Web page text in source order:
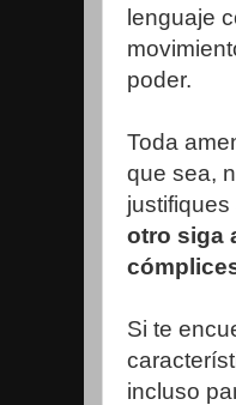
lenguaje
poder.
Toda
que sea,
otro siga
Si te
incluso